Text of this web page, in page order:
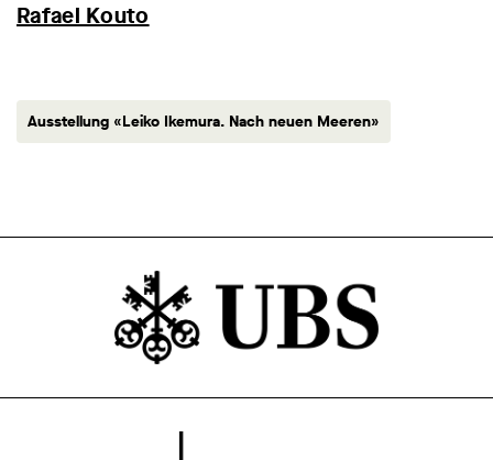
Rafael Kouto
Ausstellung «Leiko Ikemura. Nach neuen Meeren»